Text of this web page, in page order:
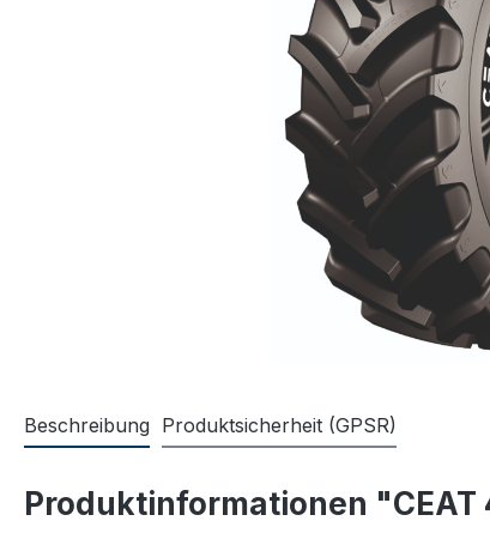
Beschreibung Produktsicherheit (GPSR)
Produktinformationen "CEAT